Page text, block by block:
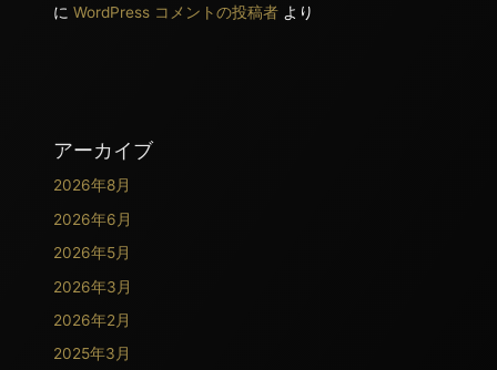
にWordPress コメントの投稿者 より
アーカイブ
2026年8月
2026年6月
2026年5月
2026年3月
2026年2月
2025年3月